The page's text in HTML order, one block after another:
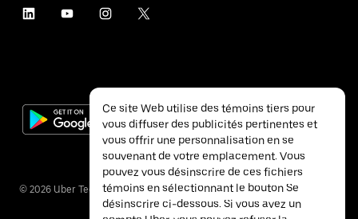
© 2026 Uber Technologies inc.
Ce site Web utilise des témoins tiers pour
vous diffuser des publicités pertinentes et
vous offrir une personnalisation en se
souvenant de votre emplacement. Vous
pouvez vous désinscrire de ces fichiers
témoins en sélectionnant le bouton Se
désinscrire ci-dessous. Si vous avez un